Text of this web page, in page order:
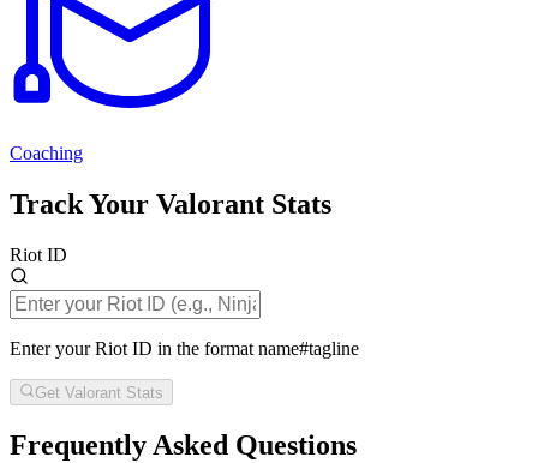
Coaching
Track Your Valorant Stats
Riot ID
Enter your Riot ID in the format name#tagline
Get Valorant Stats
Frequently Asked Questions